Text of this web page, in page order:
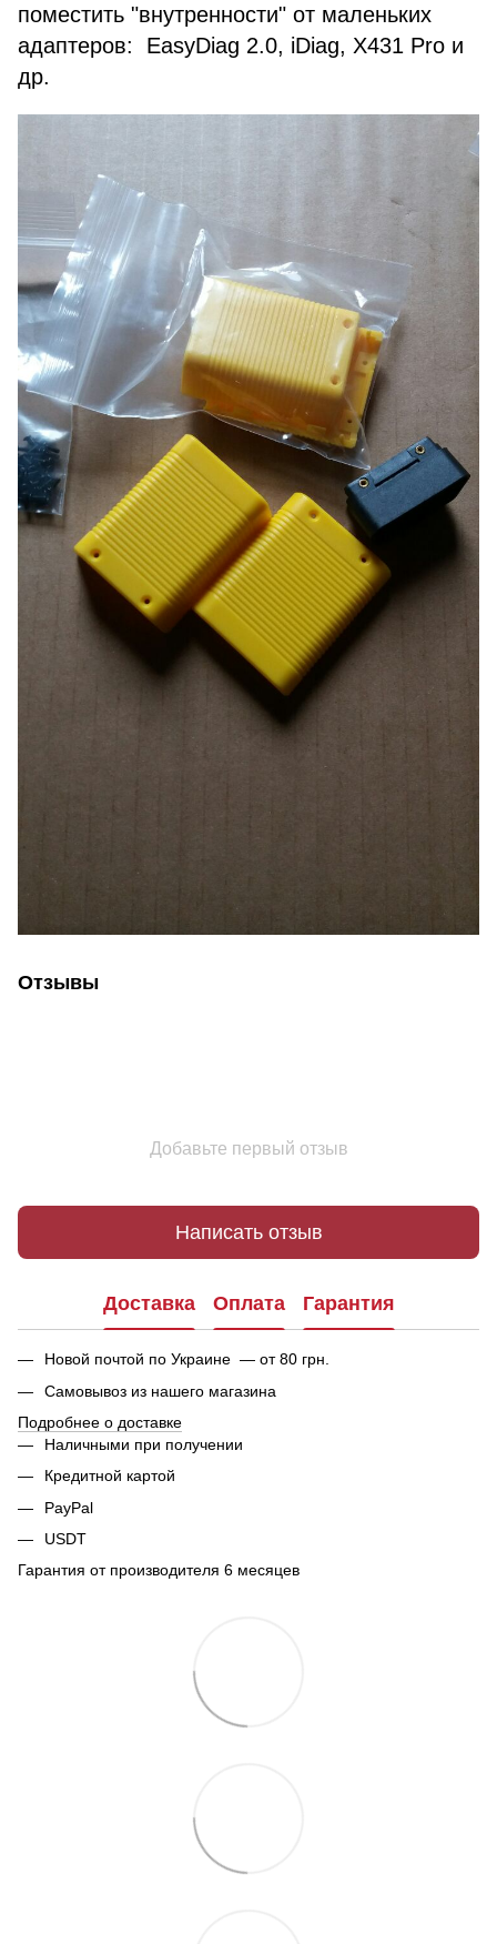
поместить "внутренности" от маленьких
адаптеров: EasyDiag 2.0, iDiag, X431 Pro и
др.
Отзывы
Добавьте первый отзыв
Написать отзыв
Доставка Оплата Гарантия
Новой почтой по Украине — от 80 грн.
Самовывоз из нашего магазина
Подробнее о доставке
Наличными при получении
Кредитной картой
PayPal
USDT
Гарантия от производителя 6 месяцев